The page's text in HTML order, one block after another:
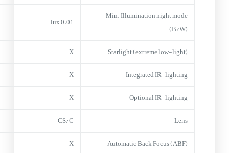
Min. Illumination night mode
(B/W)
0.01 lux
Starlight (extreme low-light)
X
Integrated IR-lighting
X
Optional IR-lighting
X
Lens
CS/C
Automatic Back Focus (ABF)
X